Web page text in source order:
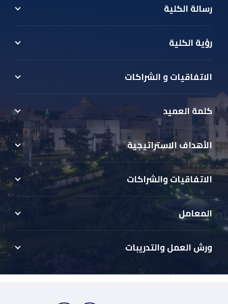
رسالة الكلية
رؤية الكلية
الاتفاقيات و الشراكات
كلمة العميد
الأهداف الاستراتيجية
الاتفاقيات والشراكات
المعامل
ورش العمل والتدريبات